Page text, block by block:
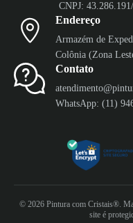
CNPJ:
Endereço
Armazém de
Colônia (Zona
Contato
WhatsApp: (11)
© 2026 Pintura com Cristais®.
site é